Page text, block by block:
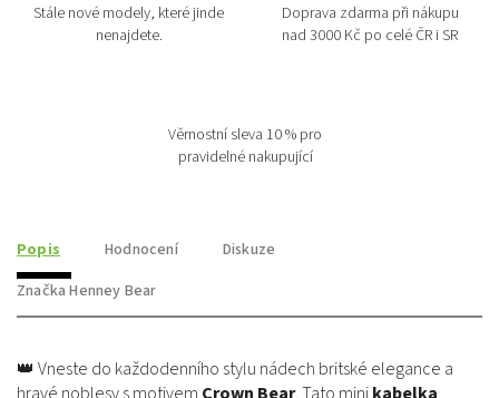
Stále nové modely, které jinde
nenajdete.
Doprava zdarma při nákupu
nad 3000 Kč po celé ČR i SR
Věrnostní sleva 10 % pro
pravidelné nakupující
Popis Hodnocení
Diskuze
Značka Henney Bear
👑 Vneste do každodenního stylu nádech britské elegance a